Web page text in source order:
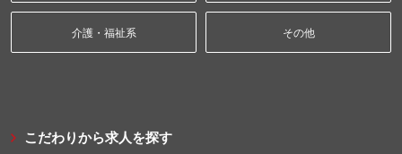
介護・福祉系 その他
こだわりから求人を探す